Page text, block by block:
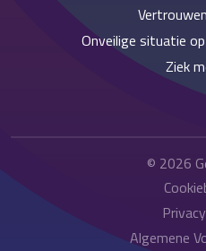
Onveilige situatie
Ziek
© 2026
Algemene